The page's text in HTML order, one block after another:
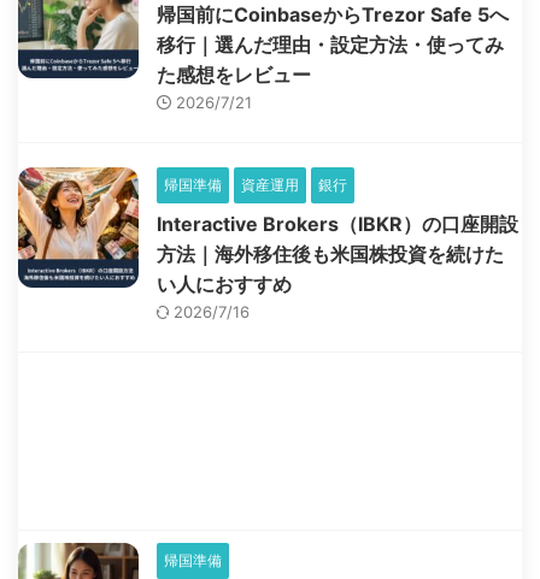
帰国前にCoinbaseからTrezor Safe 5へ
移行｜選んだ理由・設定方法・使ってみ
た感想をレビュー
2026/7/21
帰国準備 資産運用 銀行
Interactive Brokers（IBKR）の口座開設
方法｜海外移住後も米国株投資を続けた
い人におすすめ
2026/7/16
帰国準備